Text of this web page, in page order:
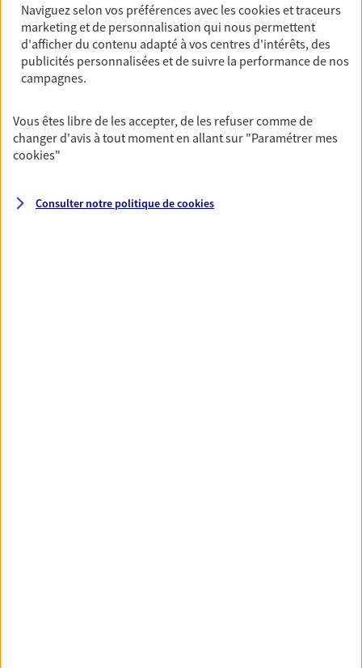
Retraite
Préparez sereinement ce nouveau chapitre de
votre vie avec les conseils d'un expert. Découvrez
notre solution PER (Plan Epargne Retraite)
spécialement conçue pour la retraite.
Découvrir l'offre Retraite
Pour un avenir serein, assurez-vous avec notre
contrat prévoyance. Préservez vos proches en cas
Naviguez selon vos préférences avec lescookies et traceurs
marketing et de personnalisation qui nous permettent
d'afficher du contenu adapté à vos centres d'intérêts, des
publicités personnalisées et de suivre la performance de nos
campagnes.
Vous êtes libre de les accepter, de les refuser comme de
changer d'avis à tout moment en allant sur "Paramétrer mes
cookies"
Consulter notre politique decookies